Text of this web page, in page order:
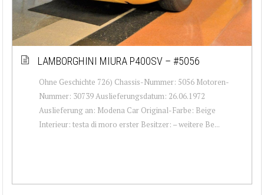
LAMBORGHINI MIURA P400SV – #5056
Ohne Geschichte 726) Chassis-Nummer: 5056 Motoren-
Nummer: 30739 Auslieferungsdatum: 26.06.1972
Auslieferung an: Modena Car Original-Farbe: Beige
Interieur: testa di moro erster Besitzer: – weitere Be...